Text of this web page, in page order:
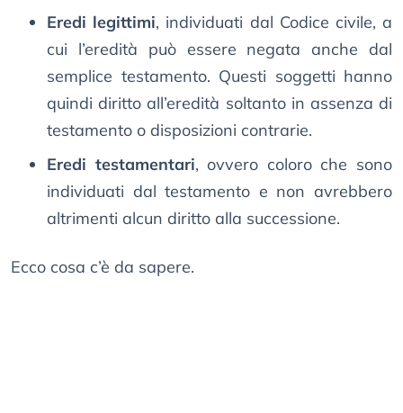
Eredi legittimi, individuati dal Codice civile, a
cui l’eredità può essere negata anche dal
semplice testamento. Questi soggetti hanno
quindi diritto all’eredità soltanto in assenza di
testamento o disposizioni contrarie.
Eredi testamentari, ovvero coloro che sono
individuati dal testamento e non avrebbero
altrimenti alcun diritto alla successione.
Ecco cosa c’è da sapere.